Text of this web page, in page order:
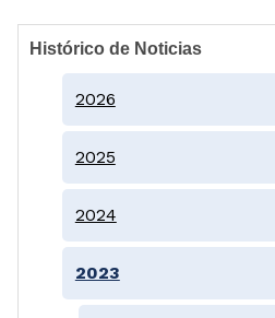
Histórico de Noticias
2026
2025
2024
2023